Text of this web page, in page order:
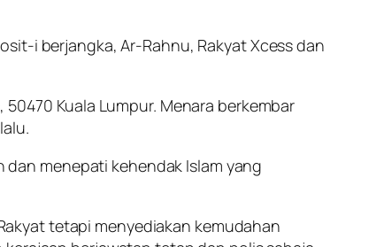
i berjangka, Ar-Rahnu, Rakyat Xcess dan
Kuala Lumpur. Menara berkembar
menepati kehendak Islam yang
tetapi menyediakan kemudahan